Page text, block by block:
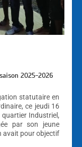
2025-2026
statutaire en
ce jeudi 16
quartier Industriel,
par son jeune
avait pour objectif